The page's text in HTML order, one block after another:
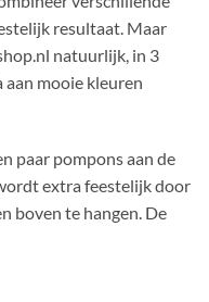
resultaat. Maar
natuurlijk, in 3
aan mooie kleuren
paar pompons aan de
extra feestelijk door
boven te hangen. De